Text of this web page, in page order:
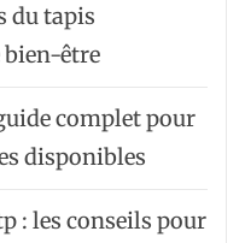
du tapis
bien-être
complet pour
disponibles
: les conseils pour